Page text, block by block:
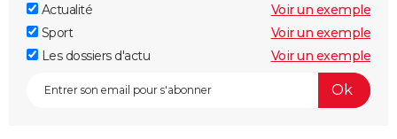
Actualité
Voir un exemple
Sport
Voir un exemple
Les dossiers d'actu
Voir un exemple